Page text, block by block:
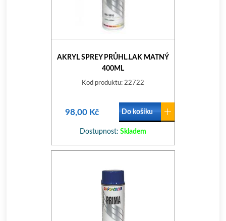
AKRYL SPREY PRŮHL.LAK MATNÝ
400ML
Kod produktu: 22722
98,00 Kč Do košíku
Dostupnost: Skladem